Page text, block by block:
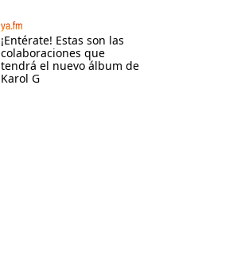
ya.fm
¡Entérate! Estas son las
colaboraciones que
tendrá el nuevo álbum de
Karol G